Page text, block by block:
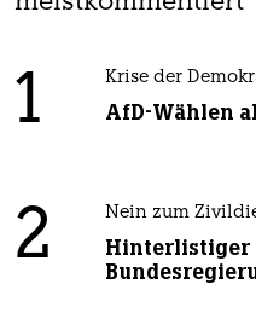
1 Krise der
AfD-Wählen
2 Nein zum
Hinterlistiger